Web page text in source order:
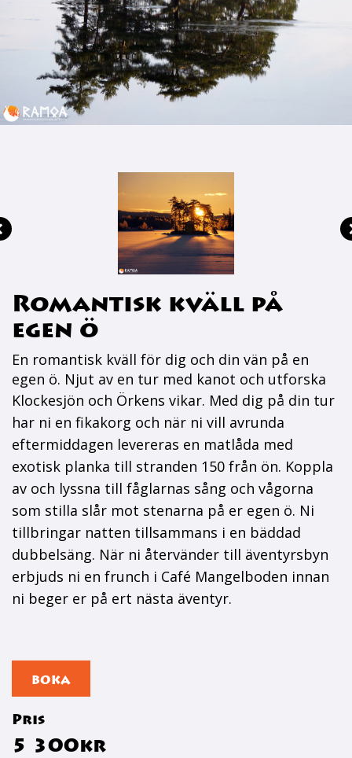
Romantisk kväll på
egen ö
En romantisk kväll för dig och din vän på en
egen ö. Njut av en tur med kanot och utforska
Klockesjön och Örkens vikar. Med dig på din tur
har ni en fikakorg och när ni vill avrunda
eftermiddagen levereras en matlåda med
exotisk planka till stranden 150 från ön. Koppla
av och lyssna till fåglarnas sång och vågorna
som stilla slår mot stenarna på er egen ö. Ni
tillbringar natten tillsammans i en bäddad
dubbelsäng. När ni återvänder till äventyrsbyn
erbjuds ni en frunch i Café Mangelboden innan
ni beger er på ert nästa äventyr.
BOKA
Pris
5 300kr